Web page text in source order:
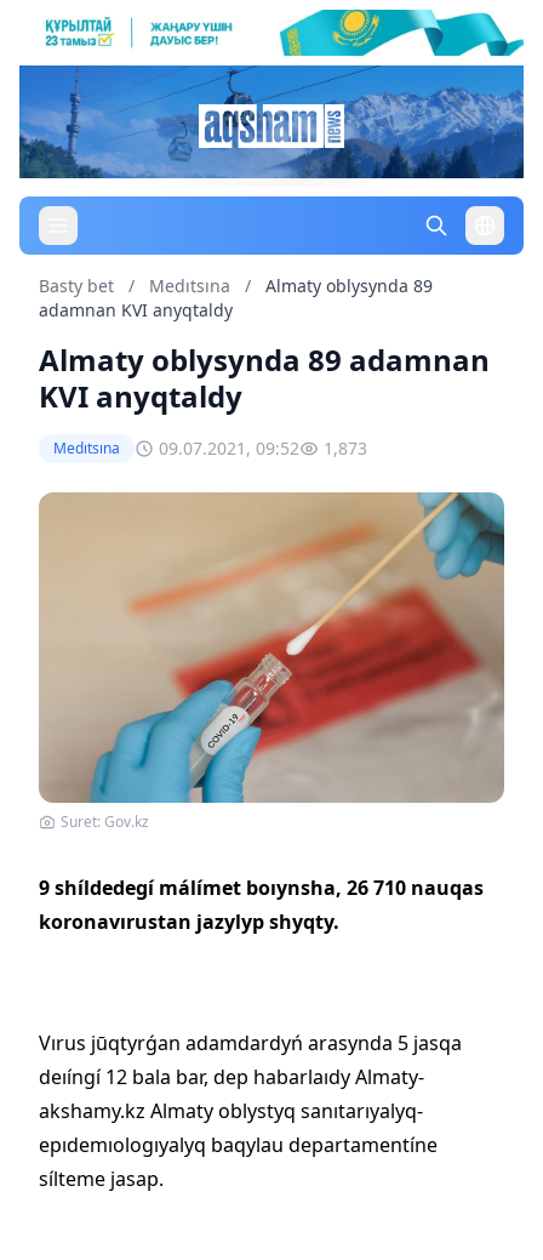
Basty bet / Medıtsına /
Almaty oblysynda 89
adamnan KVI anyqtaldy
Almaty oblysynda 89 adamnan
KVI anyqtaldy
Medıtsına 09.07.2021, 09:52 1,873
Suret: Gov.kz
9 shíldedegí málímet boıynsha, 26 710 nauqas
koronavırustan jazylyp shyqty.
Vırus jūqtyrǵan adamdardyń arasynda 5 jasqa
deıíngí 12 bala bar, dep habarlaıdy Almaty-
akshamy.kz Almaty oblystyq sanıtarıyalyq-
epıdemıologıyalyq baqylau departamentíne
sílteme jasap.